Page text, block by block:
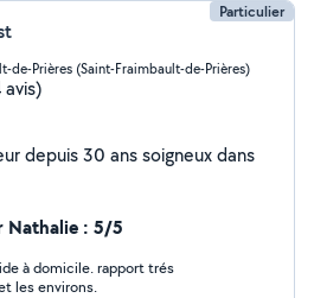
Particulier
de-Prières (Saint-Fraimbault-de-Prières)
avis)
depuis 30 ans soigneux dans
Nathalie : 5/5
à domicile. rapport trés
les environs.